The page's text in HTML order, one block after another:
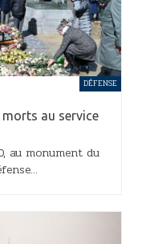
au service
au monument du
DÉFENSE